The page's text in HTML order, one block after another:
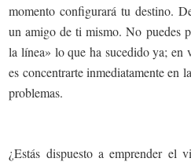
momento configurará tu destino.
un amigo de ti mismo. No puedes
la línea» lo que ha sucedido ya; en
es concentrarte inmediatamente en
problemas.
¿Estás dispuesto a emprender el